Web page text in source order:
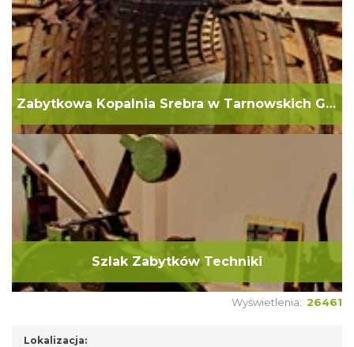
Zabytkowa Kopalnia Srebra w Tarnowskich Górach
Szlak Zabytków Techniki
Wyświetlenia: 26461
Lokalizacja: